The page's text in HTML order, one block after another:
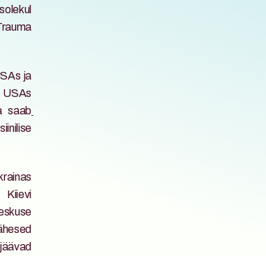
ja
saab
Kiievi